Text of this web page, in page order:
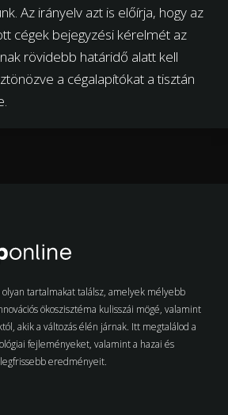
Az irányelv azt is előírja, hogy az
cégek bejegyzési kérelmét az
rövidebb határidő alatt kell
a cégalapítókat a tisztán
tartalmakat találsz, amelyek mélyebb
ökoszisztéma kulisszái mögé, valamint
akik a változás élén járnak. Itt megtalálod a
fejleményeket, valamint a hazai és
eredményeit.